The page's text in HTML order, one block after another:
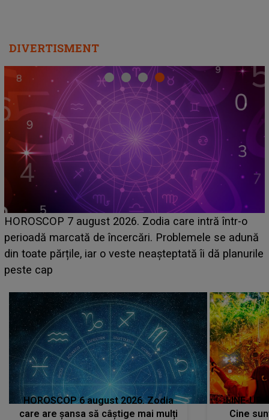
DIVERTISMENT
o
Emanuel a ținut ACEST DETALIU ASCUNS până
acum! În fața Alexandrei, concurentul din Casa
face o MĂRTURISIRE NEAȘTEPTATĂ despre
sa: "I-am spus și ei în față, eu nu te iubesc pentru
HOROSCOP 6 august 2026. Zodia
care are șansa să câștige mai mulți
LINE-UP
Cine